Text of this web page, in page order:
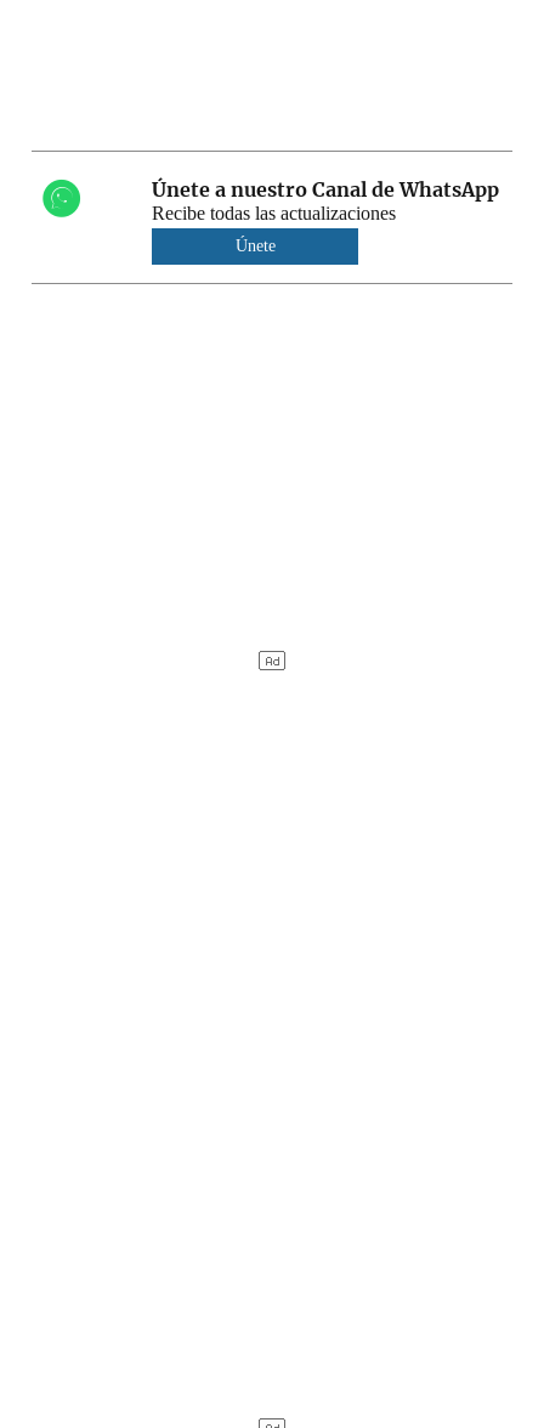
Únete a nuestro Canal de WhatsApp
Recibe todas las actualizaciones
Únete